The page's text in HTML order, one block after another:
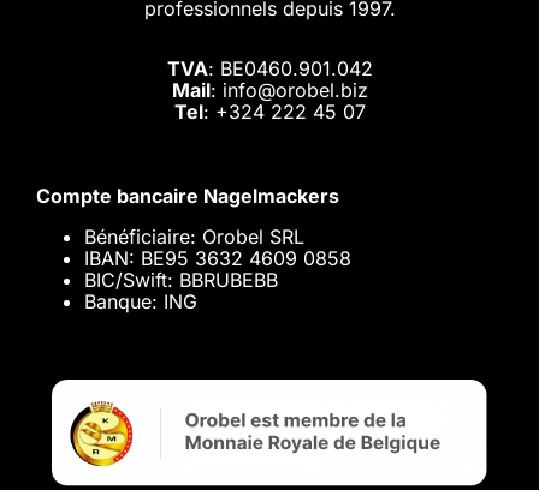
professionnels depuis 1997.
TVA: BE0460.901.042
Mail: info@orobel.biz
Tel: +324 222 45 07
Compte bancaire Nagelmackers
Bénéficiaire: Orobel SRL
IBAN: BE95 3632 4609 0858
BIC/Swift: BBRUBEBB
Banque: ING